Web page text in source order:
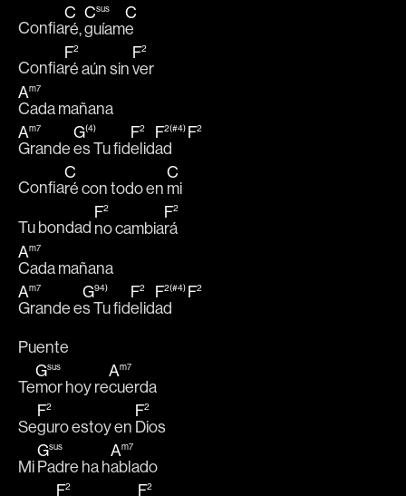
Confia
C
ré,
Csus
guíam
C
e
Confia
F2
ré aún sin
F2
ver
Am7
Cada mañana
Am7
Grande
G(4)
es Tu fid
F2
elid
F2(#4)
ad
F2
Confia
C
ré con todo en
C
mi
Tu bondad
F2
no cambia
F2
rá
Am7
Cada mañana
Am7
Grande e
G94)
s Tu fid
F2
elid
F2(#4)
ad
F2
Puente
Te
Gsus
mor hoy re
Am7
cuerda
Se
F2
guro estoy en
F2
Dios
Mi
Gsus
Padre ha h
Am7
ablado
F2 F2